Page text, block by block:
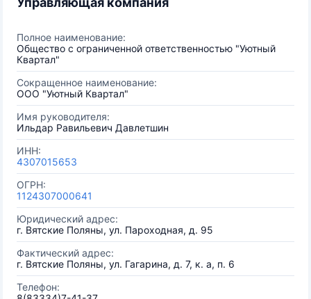
Полное наименование:
Общество с ограниченной ответственностью "Уютный
Квартал"
Сокращенное наименование:
ООО "Уютный Квартал"
Имя руководителя:
Ильдар Равильевич Давлетшин
ИНН:
4307015653
ОГРН:
1124307000641
Юридический адрес:
г. Вятские Поляны, ул. Пароходная, д. 95
Фактический адрес:
г. Вятские Поляны, ул. Гагарина, д. 7, к. а, п. 6
Телефон: